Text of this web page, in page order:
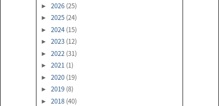
► 2026 (25)
► 2025 (24)
► 2024 (15)
► 2023 (12)
► 2022 (31)
► 2021 (1)
► 2020 (19)
► 2019 (8)
► 2018 (40)